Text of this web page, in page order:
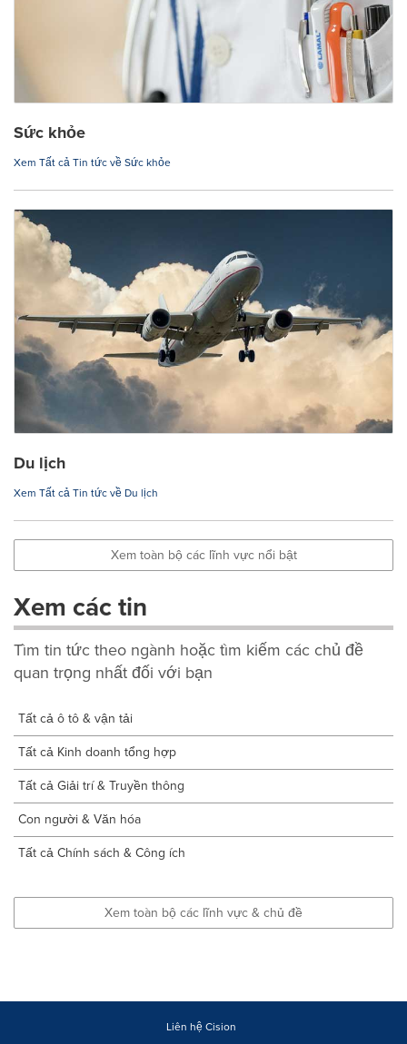
Sức khỏe
Xem Tất cả Tin tức về Sức khỏe
Du lịch
Xem Tất cả Tin tức về Du lịch
Xem toàn bộ các lĩnh vực nổi bật
Xem các tin
Tìm tin tức theo ngành hoặc tìm kiếm các chủ đề
quan trọng nhất đối với bạn
Tất cả ô tô & vận tải
Tất cả Kinh doanh tổng hợp
Tất cả Giải trí & Truyền thông
Con người & Văn hóa
Tất cả Chính sách & Công ích
Xem toàn bộ các lĩnh vực & chủ đề
Liên hệ Cision